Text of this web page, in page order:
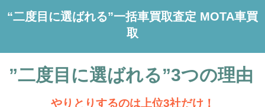
ハイブリッド Xターボ 42.2万円 ～ 154.2万円
車買取査定
に申込む
MOTA
に申込む
“二度目に選ばれる”一括車買取査定 MOTA車買
取
”二度目に選ばれる”3つの理由
やりとりするのは上位3社だけ！